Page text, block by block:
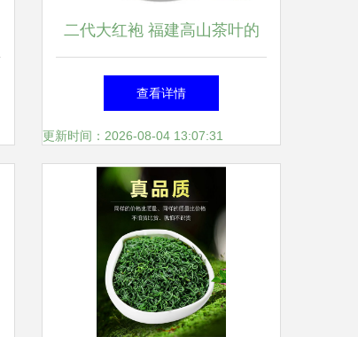
二代大红袍 福建高山茶叶的
匠心传承与自然馈赠
查看详情
更新时间：2026-08-04 13:07:31